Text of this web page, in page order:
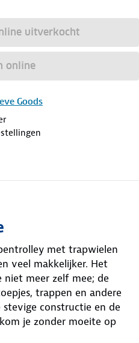
uitverkocht
online
Goods
met trapwielen
veel makkelijker. Het
niet meer zelf mee; de
trappen en andere
constructie en de
je zonder moeite op